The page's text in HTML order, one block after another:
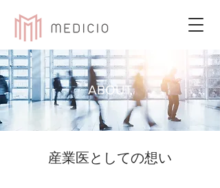
ABOUT
​産業医としての想い